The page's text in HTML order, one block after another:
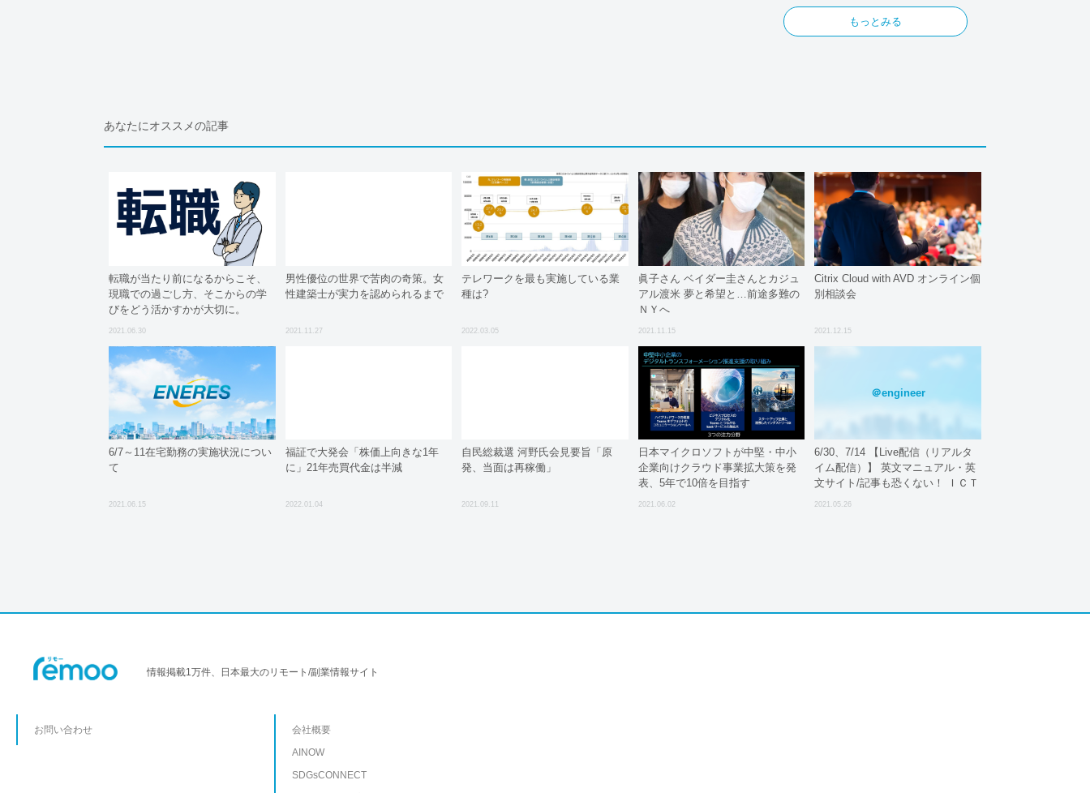
もっとみる
あなたにオススメの記事
転職が当たり前になるからこそ、
現職での過ごし方、そこからの学
びをどう活かすかが大切に。
2021.06.30
男性優位の世界で苦肉の奇策。女
性建築士が実力を認められるまで
2021.11.27
テレワークを最も実施している業
種は?
2022.03.05
眞子さん ベイダー圭さんとカジュ
アル渡米 夢と希望と…前途多難の
ＮＹへ
2021.11.15
Citrix Cloud with AVD オンライン個
別相談会
2021.12.15
6/7～11在宅勤務の実施状況につい
て
2021.06.15
福証で大発会「株価上向きな1年
に」21年売買代金は半減
2022.01.04
自民総裁選 河野氏会見要旨「原
発、当面は再稼働」
2021.09.11
日本マイクロソフトが中堅・中小
企業向けクラウド事業拡大策を発
表、5年で10倍を目指す
2021.06.02
＠engineer
6/30、7/14 【Live配信（リアルタ
イム配信）】 英文マニュアル・英
文サイト/記事も恐くない！ ＩＣＴ
英文読解セミナー 【演習課題＆解
2021.05.26
情報掲載1万件、日本最大のリモート/副業情報サイト
お問い合わせ
会社概要
AINOW
SDGsCONNECT